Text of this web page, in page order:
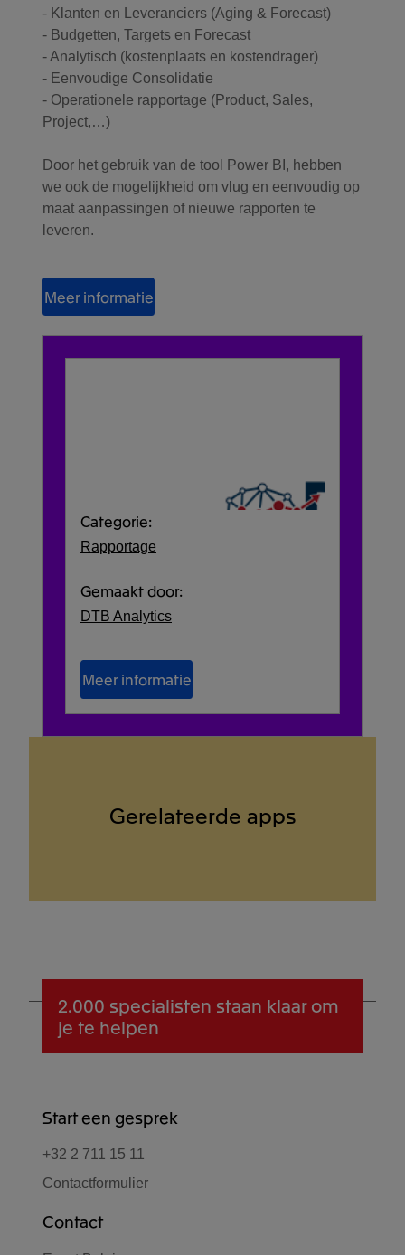
- Klanten en Leveranciers (Aging & Forecast)
- Budgetten, Targets en Forecast
- Analytisch (kostenplaats en kostendrager)
- Eenvoudige Consolidatie
- Operationele rapportage (Product, Sales,
Project,…)
Door het gebruik van de tool Power BI, hebben
we ook de mogelijkheid om vlug en eenvoudig op
maat aanpassingen of nieuwe rapporten te
leveren.
Meer informatie
Categorie:
Rapportage
Gemaakt door:
DTB Analytics
Meer informatie
Gerelateerde apps
2.000 specialisten staan klaar om
je te helpen
Start een gesprek
+32 2 711 15 11
Contactformulier
Contact